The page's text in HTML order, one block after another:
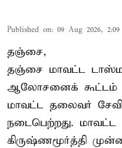
Published on: 09 Aug 2026,
தஞ்சை,
தஞ்சை மாவட்ட
ஆலோசனைக் கூட்டம்
மாவட்ட தலைவர்
நடைபெற்றது.
கிருஷ்ணமூர்த்தி